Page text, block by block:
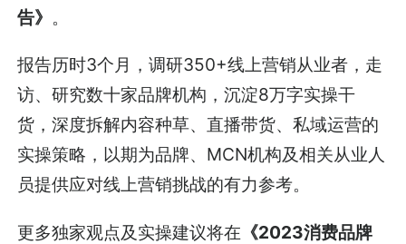
告》 。
报告历时3个月，调研350+线上营销从业者，走
访、研究数十家品牌机构，沉淀8万字实操干
货，深度拆解内容种草、直播带货、私域运营的
实操策略，以期为品牌、MCN机构及相关从业人
员提供应对线上营销挑战的有力参考。
更多独家观点及实操建议将在 《2023消费品牌